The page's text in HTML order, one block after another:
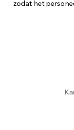
zodat het